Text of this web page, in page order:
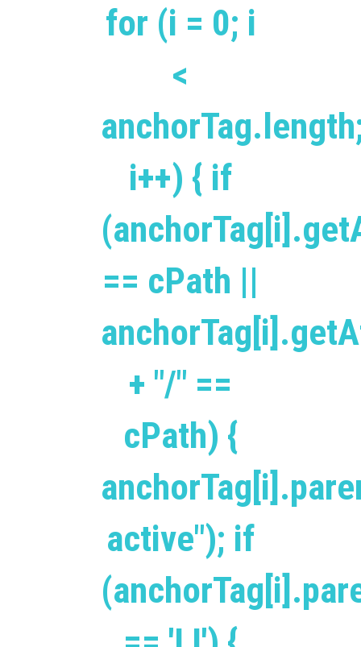
for (i = 0; i
<
i++) { if
== cPath ||
+ "/" ==
cPath) {
active"); if